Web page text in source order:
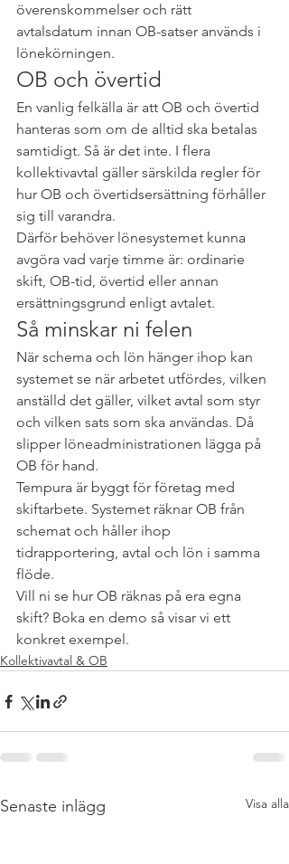
överenskommelser och rätt
avtalsdatum innan OB-satser används i
lönekörningen.
OB och övertid
En vanlig felkälla är att OB och övertid
hanteras som om de alltid ska betalas
samtidigt. Så är det inte. I flera
kollektivavtal gäller särskilda regler för
hur OB och övertidsersättning förhåller
sig till varandra.
Därför behöver lönesystemet kunna
avgöra vad varje timme är: ordinarie
skift, OB-tid, övertid eller annan
ersättningsgrund enligt avtalet.
Så minskar ni felen
När schema och lön hänger ihop kan
systemet se när arbetet utfördes, vilken
anställd det gäller, vilket avtal som styr
och vilken sats som ska användas. Då
slipper löneadministrationen lägga på
OB för hand.
Tempura är byggt för företag med
skiftarbete. Systemet räknar OB från
schemat och håller ihop
tidrapportering, avtal och lön i samma
flöde.
Vill ni se hur OB räknas på era egna
skift? Boka en demo så visar vi ett
konkret exempel.
Kollektivavtal & OB
Senaste inlägg Visa alla